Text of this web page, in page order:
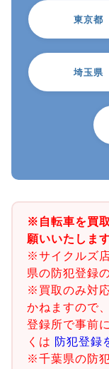
東京都
埼玉県
※自転車を買
願いいたします
※サイクルズ
県の防犯登録
※買取のみ対
かねますので
登録所で事前
くは 防犯登録
※千葉県の防